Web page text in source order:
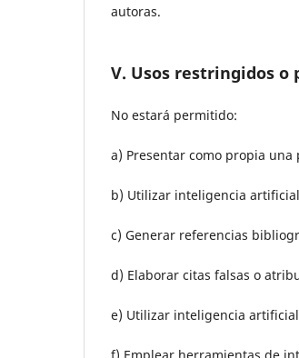
autoras.
V. Usos restringidos
No estará permitido:
a) Presentar como propia
b) Utilizar inteligencia
c) Generar referencias
d) Elaborar citas falsas o
e) Utilizar inteligencia